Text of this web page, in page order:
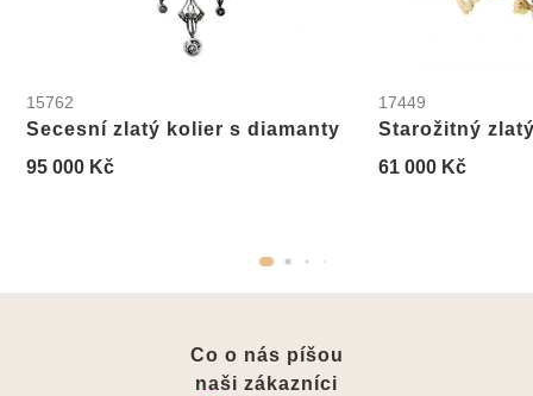
15762
Secesní zlatý kolier s diamanty
95 000 Kč
17449
Starožitný
61 000 Kč
Co o nás píšou
naši zákazníci